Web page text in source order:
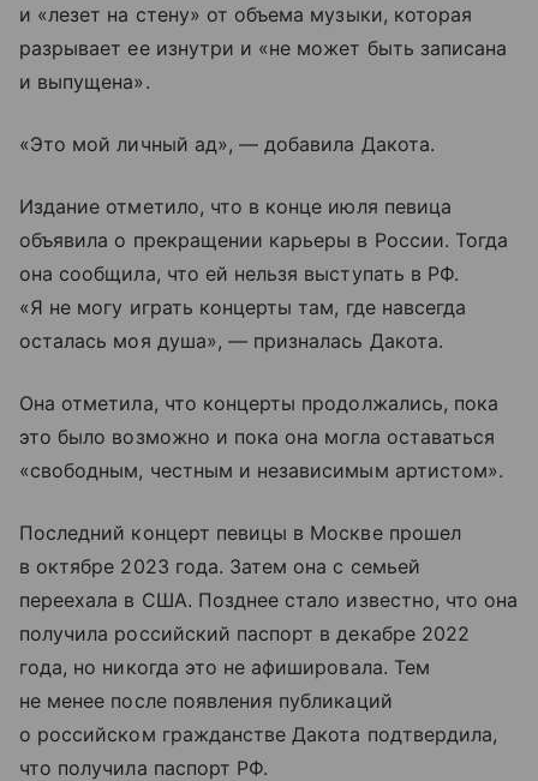
и «лезет на стену» от объема музыки, которая
разрывает ее изнутри и «не может быть записана
и выпущена».
«Это мой личный ад», — добавила Дакота.
Издание отметило, что в конце июля певица
объявила о прекращении карьеры в России. Тогда
она сообщила, что ей нельзя выступать в РФ.
«Я не могу играть концерты там, где навсегда
осталась моя душа», — призналась Дакота.
Она отметила, что концерты продолжались, пока
это было возможно и пока она могла оставаться
«свободным, честным и независимым артистом».
Последний концерт певицы в Москве прошел
в октябре 2023 года. Затем она с семьей
переехала в США. Позднее стало известно, что она
получила российский паспорт в декабре 2022
года, но никогда это не афишировала. Тем
не менее после появления публикаций
о российском гражданстве Дакота подтвердила,
что получила паспорт РФ.